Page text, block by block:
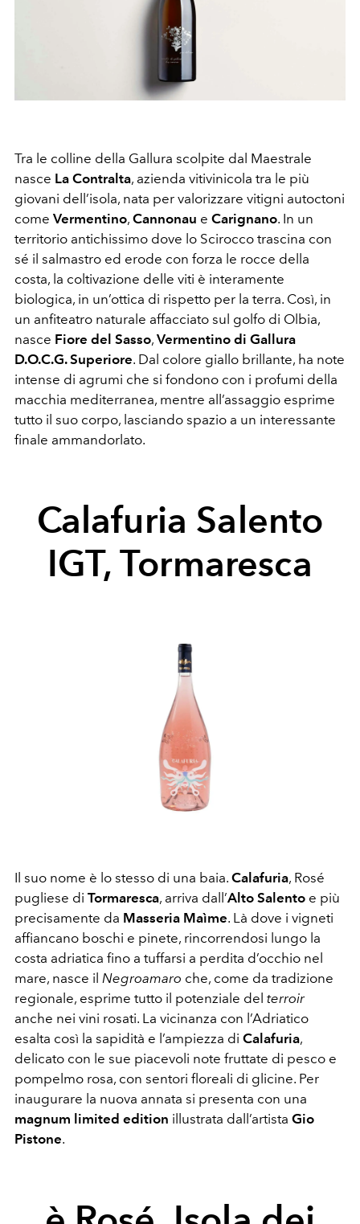
Tra le colline della Gallura scolpite dal Maestrale
nasce La Contralta, azienda vitivinicola tra le più
giovani dell’isola, nata per valorizzare vitigni autoctoni
come Vermentino, Cannonau e Carignano. In un
territorio antichissimo dove lo Scirocco trascina con
sé il salmastro ed erode con forza le rocce della
costa, la coltivazione delle viti è interamente
biologica, in un’ottica di rispetto per la terra. Così, in
un anfiteatro naturale affacciato sul golfo di Olbia,
nasce Fiore del Sasso, Vermentino di Gallura
D.O.C.G. Superiore. Dal colore giallo brillante, ha note
intense di agrumi che si fondono con i profumi della
macchia mediterranea, mentre all’assaggio esprime
tutto il suo corpo, lasciando spazio a un interessante
finale ammandorlato.
Calafuria Salento
IGT, Tormaresca
Il suo nome è lo stesso di una baia. Calafuria, Rosé
pugliese di Tormaresca, arriva dall’Alto Salento e più
precisamente da Masseria Maìme. Là dove i vigneti
affiancano boschi e pinete, rincorrendosi lungo la
costa adriatica fino a tuffarsi a perdita d’occhio nel
mare, nasce il Negroamaro che, come da tradizione
regionale, esprime tutto il potenziale del terroir
anche nei vini rosati. La vicinanza con l’Adriatico
esalta così la sapidità e l’ampiezza di Calafuria,
delicato con le sue piacevoli note fruttate di pesco e
pompelmo rosa, con sentori floreali di glicine. Per
inaugurare la nuova annata si presenta con una
magnum limited edition illustrata dall’artista Gio
Pistone.